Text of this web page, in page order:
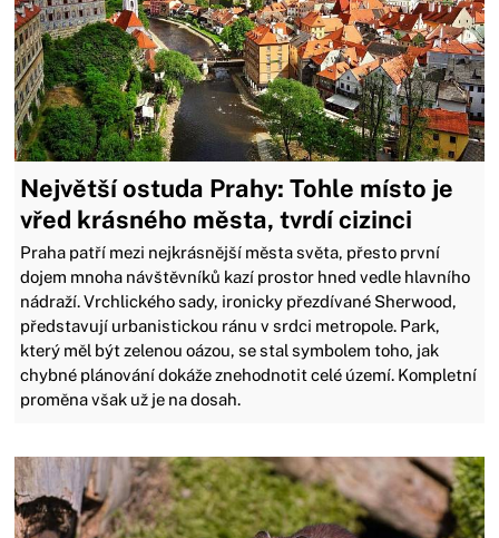
Největší ostuda Prahy: Tohle místo je
vřed krásného města, tvrdí cizinci
Praha patří mezi nejkrásnější města světa, přesto první
dojem mnoha návštěvníků kazí prostor hned vedle hlavního
nádraží. Vrchlického sady, ironicky přezdívané Sherwood,
představují urbanistickou ránu v srdci metropole. Park,
který měl být zelenou oázou, se stal symbolem toho, jak
chybné plánování dokáže znehodnotit celé území. Kompletní
proměna však už je na dosah.